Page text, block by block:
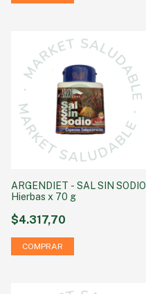
ARGENDIET - SAL SIN SODIO
Hierbas x 70 g
$4.317,70